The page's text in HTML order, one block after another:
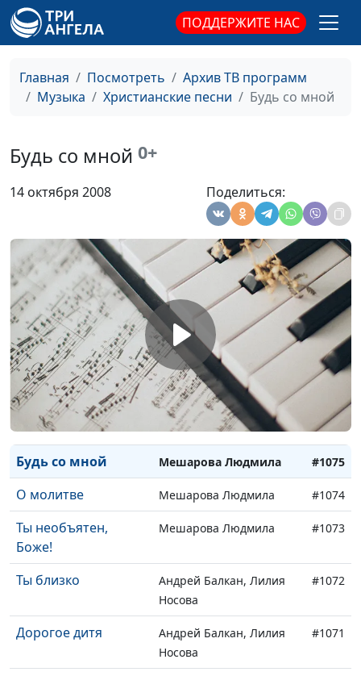
ПОДДЕРЖИТЕ НАС
Главная Посмотреть
Архив ТВ программ
Музыка
Христианские песни Будь со мной
Будь со мной 0+
14 октября 2008 Поделиться:
Есть в каждом
Руслан Фазлеев #1085
Приходи, Иисус, ко
мне
Руслан Фазлеев
Мечты о сыне
Пастырь мой Мешарова Людмила #1081
Не унывай, душа Мешарова Людмила #1080
Отзывайся, сердце! Мешарова Людмила #1079
То, что я хочу
сказать
Мешарова Людмила #1078
Посмотри на крест -
2 дубль
Мешарова Людмила #1077
Посмотри на крест -
1 дубль
Мешарова Людмила #1076
Будь со мной Мешарова Людмила #1075
О молитве Мешарова Людмила #1074
Ты необъятен,
Боже!
Мешарова Людмила #1073
Ты близко
Андрей Балкан, Лилия
Носова
#1072
Дорогое дитя
Андрей Балкан, Лилия
Носова
#1071